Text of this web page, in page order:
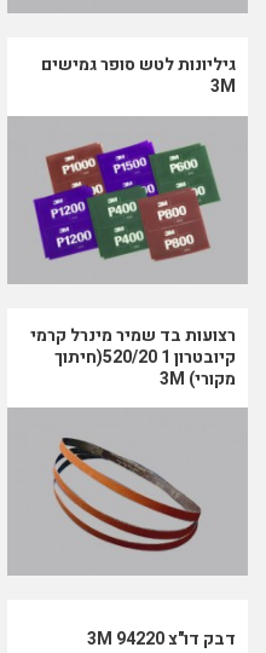
גיליונות לטש סופר גמישים
3M
רצועות בד שמיר מינרל קרמי
קיובטרון 1 520/20(חיתוך
מקורי) 3M
דבק דו"צ 94220 3M